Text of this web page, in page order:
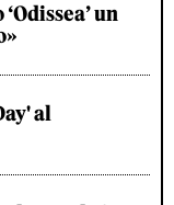
un
al